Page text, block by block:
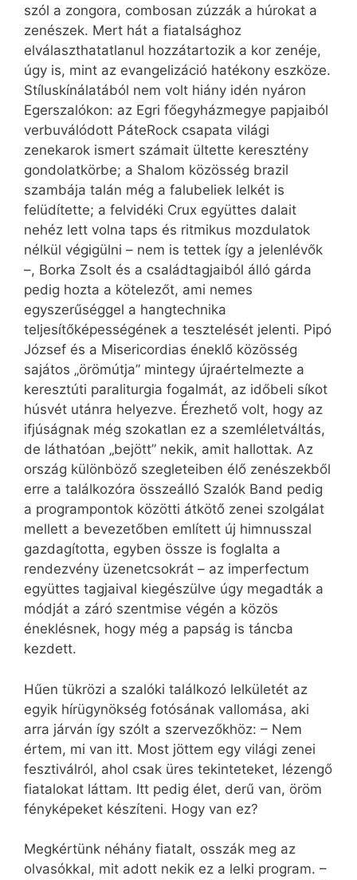
szól a zongora, combosan zúzzák a húrokat a
zenészek. Mert hát a fiatalsághoz
elválaszthatatlanul hozzátartozik a kor zenéje,
úgy is, mint az evangelizáció hatékony eszköze.
Stíluskínálatából nem volt hiány idén nyáron
Egerszalókon: az Egri főegyházmegye papjaiból
verbuválódott PáteRock csapata világi
zenekarok ismert számait ültette keresztény
gondolatkörbe; a Shalom közösség brazil
szambája talán még a falubeliek lelkét is
felüdítette; a felvidéki Crux együttes dalait
nehéz lett volna taps és ritmikus mozdulatok
nélkül végigülni – nem is tettek így a jelenlévők
–, Borka Zsolt és a családtagjaiból álló gárda
pedig hozta a kötelezőt, ami nemes
egyszerűséggel a hangtechnika
teljesítőképességének a tesztelését jelenti. Pipó
József és a Misericordias éneklő közösség
sajátos „örömútja” mintegy újraértelmezte a
keresztúti paraliturgia fogalmát, az időbeli síkot
húsvét utánra helyezve. Érezhető volt, hogy az
ifjúságnak még szokatlan ez a szemléletváltás,
de láthatóan „bejött” nekik, amit hallottak. Az
ország különböző szegleteiben élő zenészekből
erre a találkozóra összeálló Szalók Band pedig
a programpontok közötti átkötő zenei szolgálat
mellett a bevezetőben említett új himnusszal
gazdagította, egyben össze is foglalta a
rendezvény üzenetcsokrát – az imperfectum
együttes tagjaival kiegészülve úgy megadták a
módját a záró szentmise végén a közös
éneklésnek, hogy még a papság is táncba
kezdett.
Hűen tükrözi a szalóki találkozó lelkületét az
egyik hírügynökség fotósának vallomása, aki
arra járván így szólt a szervezőkhöz: – Nem
értem, mi van itt. Most jöttem egy világi zenei
fesztiválról, ahol csak üres tekinteteket, lézengő
fiatalokat láttam. Itt pedig élet, derű van, öröm
fényképeket készíteni. Hogy van ez?
Megkértünk néhány fiatalt, osszák meg az
olvasókkal, mit adott nekik ez a lelki program. –